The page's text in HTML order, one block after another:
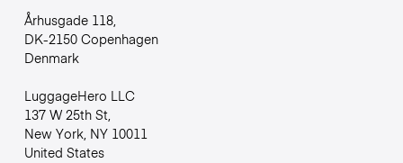
Århusgade 118,
DK-2150 Copenhagen
Denmark
LuggageHero LLC
137 W 25th St,
New York, NY 10011
United States